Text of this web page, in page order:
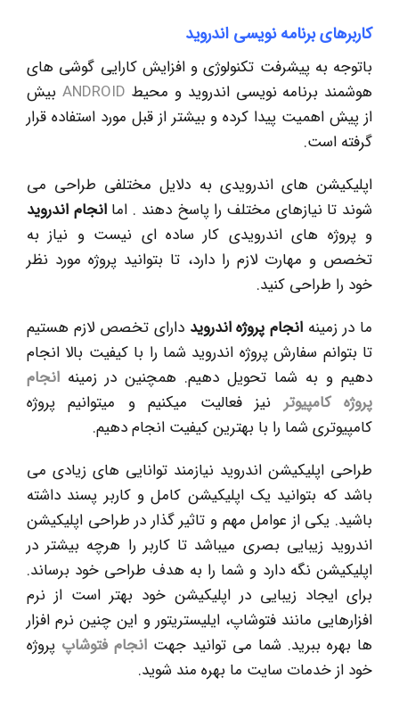
کاربرهای برنامه نویسی اندروید
باتوجه به پیشرفت تکنولوژی و افزایش کارایی گوشی های
هوشمند برنامه نویسی اندروید و محیط ANDROID بیش
از پیش اهمیت پیدا کرده و بیشتر از قبل مورد استفاده قرار
گرفته است.
اپلیکیشن های اندرویدی به دلایل مختلفی طراحی می
شوند تا نیازهای مختلف را پاسخ دهند . اما انجام اندروید
و پروژه های اندرویدی کار ساده ای نیست و نیاز به
تخصص و مهارت لازم را دارد، تا بتوانید پروژه مورد نظر
خود را طراحی کنید.
ما در زمینه انجام پروژه اندروید دارای تخصص لازم هستیم
تا بتوانم سفارش پروژه اندروید شما را با کیفیت بالا انجام
دهیم و به شما تحویل دهیم. همچنین در زمینه انجام
پروژه کامپیوترنیز فعالیت میکنیم و میتوانیم پروژه
کامپیوتری شما را با بهترین کیفیت انجام دهیم.
طراحی اپلیکیشن اندروید نیازمند توانایی های زیادی می
باشد که بتوانید یک اپلیکیشن کامل و کاربر پسند داشته
باشید. یکی از عوامل مهم و تاثیر گذار در طراحی اپلیکیشن
اندروید زیبایی بصری میباشد تا کاربر را هرچه بیشتر در
اپلیکیشن نگه دارد و شما را به هدف طراحی خود برساند.
برای ایجاد زیبایی در اپلیکیشن خود بهتر است از نرم
افزارهایی مانند فتوشاپ، ایلیستریتور و این چنین نرم افزار
ها بهره ببرید. شما می توانید جهت انجام فتوشاپ پروژه
خود از خدمات سایت ما بهره مند شوید.